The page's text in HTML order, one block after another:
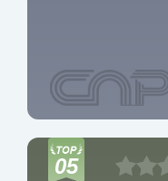
05